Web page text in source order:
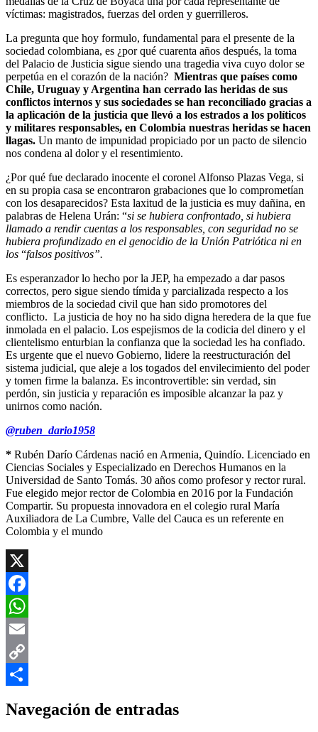
víctimas: magistrados, fuerzas del orden y guerrilleros.
La pregunta que hoy formulo, fundamental para el presente de la
sociedad colombiana, es ¿por qué cuarenta años después, la toma
del Palacio de Justicia sigue siendo una tragedia viva cuyo dolor se
perpetúa en el corazón de la nación? Mientras que países como
Chile, Uruguay y Argentina han cerrado las heridas de sus
conflictos internos y sus sociedades se han reconciliado gracias a
la aplicación de la justicia que llevó a los estrados a los políticos
y militares responsables, en Colombia nuestras heridas se hacen
llagas. Un manto de impunidad propiciado por un pacto de silencio
nos condena al dolor y el resentimiento.
¿Por qué fue declarado inocente el coronel Alfonso Plazas Vega, si
en su propia casa se encontraron grabaciones que lo comprometían
con los desaparecidos? Esta laxitud de la justicia es muy dañina, en
palabras de Helena Urán: “si se hubiera confrontado, si hubiera
llamado a rendir cuentas a los responsables, con seguridad no se
hubiera profundizado en el genocidio de la Unión Patriótica ni en
los “falsos positivos”.
Es esperanzador lo hecho por la JEP, ha empezado a dar pasos
correctos, pero sigue siendo tímida y parcializada respecto a los
miembros de la sociedad civil que han sido promotores del
conflicto. La justicia de hoy no ha sido digna heredera de la que fue
inmolada en el palacio. Los espejismos de la codicia del dinero y el
clientelismo enturbian la confianza que la sociedad les ha confiado.
Es urgente que el nuevo Gobierno, lidere la reestructuración del
sistema judicial, que aleje a los togados del envilecimiento del poder
y tomen firme la balanza. Es incontrovertible: sin verdad, sin
perdón, sin justicia y reparación es imposible alcanzar la paz y
unirnos como nación.
@ruben_dario1958
* Rubén Darío Cárdenas nació en Armenia, Quindío. Licenciado en
Ciencias Sociales y Especializado en Derechos Humanos en la
Universidad de Santo Tomás. 30 años como profesor y rector rural.
Fue elegido mejor rector de Colombia en 2016 por la Fundación
Compartir. Su propuesta innovadora en el colegio rural María
Auxiliadora de La Cumbre, Valle del Cauca es un referente en
Colombia y el mundo
X
Facebook
WhatsApp
Email
Copy
Navegación de entradas